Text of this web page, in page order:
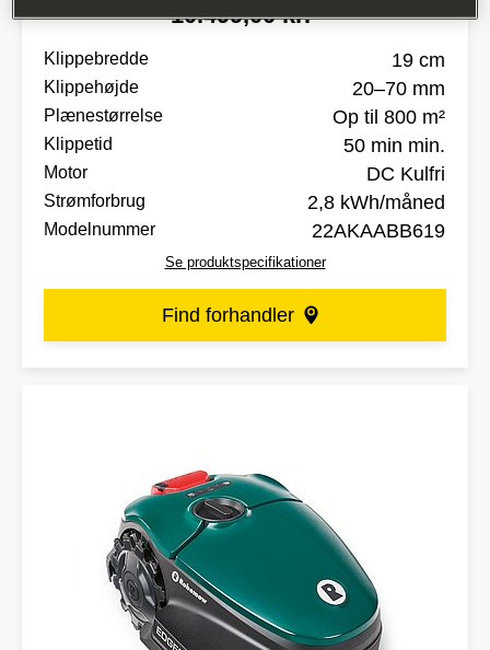
10.499,00 kr.*
Klippebredde 19 cm
Klippehøjde 20–70 mm
Plænestørrelse Op til 800 m²
Klippetid 50 min min.
Motor DC Kulfri
Strømforbrug 2,8 kWh/måned
Modelnummer 22AKAABB619
Se produktspecifikationer
Find forhandler